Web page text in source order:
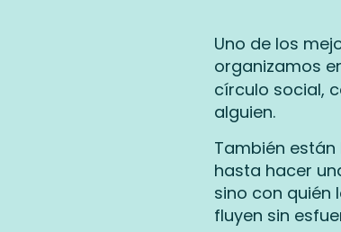
Uno de los
organizamos
círculo social,
alguien.
También están
hasta hacer
sino con quién
fluyen sin